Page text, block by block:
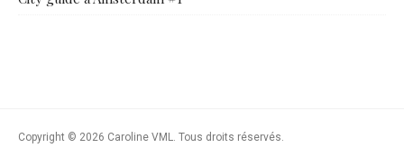
Copyright © 2026 Caroline VML. Tous droits réservés.